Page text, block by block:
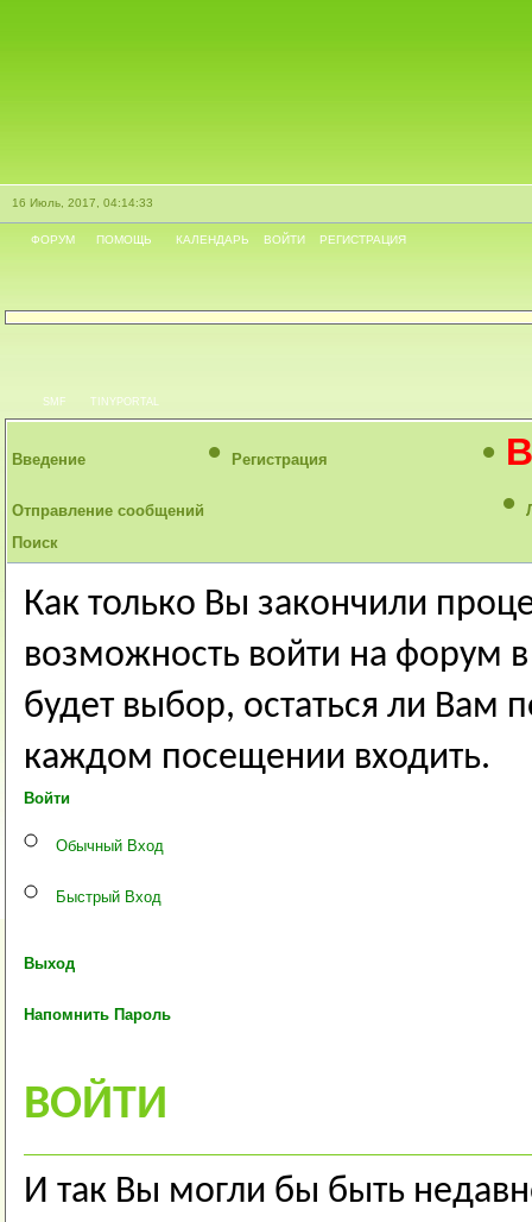
16 Июль, 2017, 04:14:33
ФОРУМ ПОМОЩЬ КАЛЕНДАРЬ ВОЙТИ РЕГИСТРАЦИЯ
SMF TINYPORTAL
Введение • Регистрация •
Отправление сообщений •
Поиск
Как только Вы закончили
возможность войти на форум
будет выбор, остаться ли Вам
каждом посещении входить.
Войти
Обычный Вход
Быстрый Вход
Выход
Напомнить Пароль
ВОЙТИ
И так Вы могли бы быть